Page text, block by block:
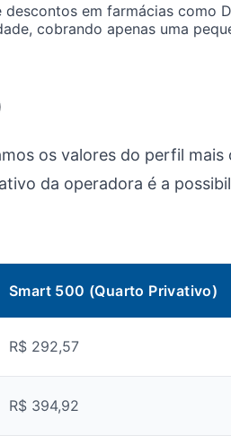
em farmácias como
cobrando apenas uma
os valores do perfil
da operadora é a
Smart 500 (Quarto Privativo)
R$ 292,57
R$ 394,92